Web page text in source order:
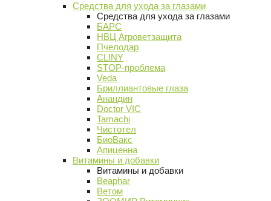
Средства для ухода за глазами
Средства для ухода за глазами
БАРС
НВЦ Агроветзащита
Пчелодар
CLINY
STOP-проблема
Veda
Бриллиантовые глаза
Анандин
Doctor VIC
Tamachi
Чистотел
БиоВакс
Апиценна
Витамины и добавки
Витамины и добавки
Beaphar
Ветом